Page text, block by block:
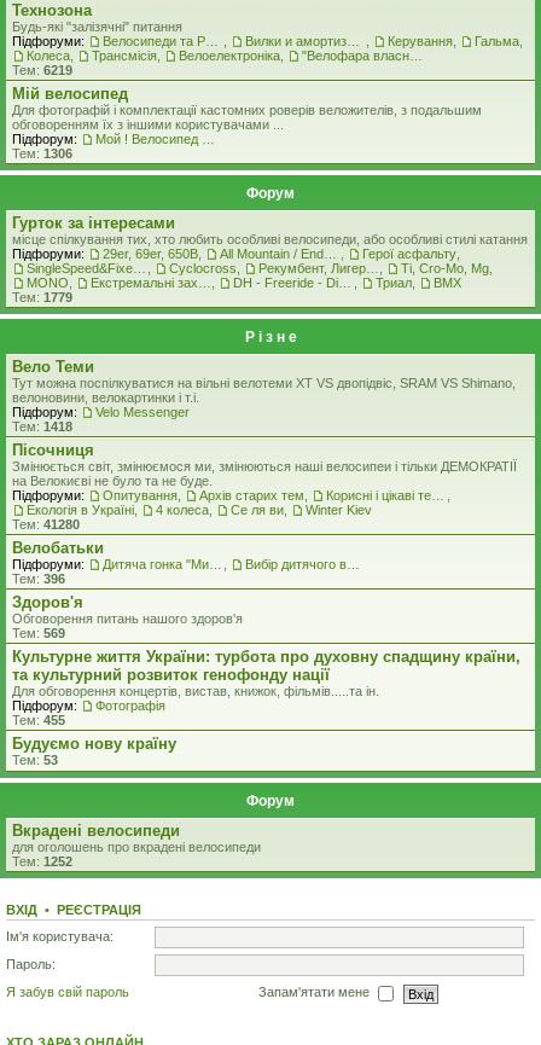
Технозона
Будь-які "залізячні" питання
Підфоруми:
Керування Гальма
Колеса
Трансмісія Велоелектроніка
Тем: 6219
Мiй велосипед
Для фотографій і комплектації кастомних роверiв веложителiв, з подальшим
обговоренням їх з іншими користувачами ...
Підфорум:
Тем: 1306
Форум
Гурток за інтересами
місце спілкування тих, хто любить особливі велосипеди, або особливі стилі катання
Підфоруми:
29er, 69er, 650B Герої асфальту
Cyclocross Ti, Cro-Mo, Mg
MONO
Триал
BMX
Тем: 1779
Р i з н е
Вело Теми
Тут можна поспілкуватися на вільні велотеми ХТ VS двопідвіс, SRAM VS Shimano,
велоновини, велокартинки і т.і.
Підфорум:
Velo Messenger
Тем: 1418
Пісочниця
Змінюється світ, змінюємося ми, змінюються наші велосипеи і тільки ДЕМОКРАТІЇ
на Велокиєві не було та не буде.
Підфоруми:
Опитування Архів старих тем
Екологiя в Україні
4 колеса Се ля ви
Winter Kiev
Тем: 41280
Велобатьки
Підфоруми:
Тем: 396
Здоров'я
Обговорення питань нашого здоров'я
Тем: 569
Культурне життя України: турбота про духовну спадщину країни,
та культурний розвиток генофонду нації
Для обговорення концертів, вистав, книжок, фільмів.....та iн.
Підфорум:
Фотографія
Тем: 455
Будуємо нову країну
Тем: 53
Форум
Вкрадені велосипеди
для оголошень про вкрадені велосипеди
Тем: 1252
ВХІД • РЕЄСТРАЦІЯ
Ім'я користувача:
Пароль:
Я забув свій пароль
Запам'ятати мене